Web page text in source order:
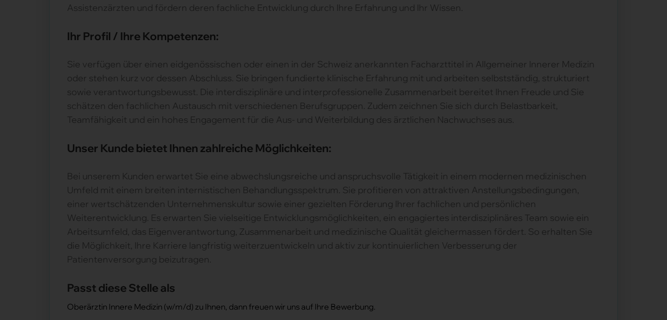
Assistenzärzten und fördern deren fachliche Entwicklung durch Ihre Erfahrung und Ihr Wissen.
Ihr Profil / Ihre Kompetenzen:
Sie verfügen über einen eidgenössischen oder einen in der Schweiz anerkannten Facharzttitel in Allgemeiner Innerer Medizin
oder stehen kurz vor dessen Abschluss. Sie bringen fundierte klinische Erfahrung mit und arbeiten selbstständig, strukturiert
sowie verantwortungsbewusst. Die interdisziplinäre und interprofessionelle Zusammenarbeit bereitet Ihnen Freude und Sie
schätzen den fachlichen Austausch mit verschiedenen Berufsgruppen. Zudem zeichnen Sie sich durch Belastbarkeit,
Teamfähigkeit und ein hohes Engagement für die Aus- und Weiterbildung des ärztlichen Nachwuchses aus.
Unser Kunde bietet Ihnen zahlreiche Möglichkeiten:
Bei unserem Kunden erwartet Sie eine abwechslungsreiche und anspruchsvolle Tätigkeit in einem modernen medizinischen
Umfeld mit einem breiten internistischen Behandlungsspektrum. Sie profitieren von attraktiven Anstellungsbedingungen,
einer wertschätzenden Unternehmenskultur sowie einer gezielten Förderung Ihrer fachlichen und persönlichen
Weiterentwicklung. Es erwarten Sie vielseitige Entwicklungsmöglichkeiten, ein engagiertes interdisziplinäres Team sowie ein
Arbeitsumfeld, das Eigenverantwortung, Zusammenarbeit und medizinische Qualität gleichermassen fördert. So erhalten Sie
die Möglichkeit, Ihre Karriere langfristig weiterzuentwickeln und aktiv zur kontinuierlichen Verbesserung der
Patientenversorgung beizutragen.
Passt diese Stelle als
Oberärztin Innere Medizin (w/m/d) zu Ihnen, dann freuen wir uns auf Ihre Bewerbung.